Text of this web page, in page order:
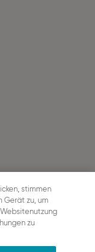
stimmen
Gerät zu, um
zu